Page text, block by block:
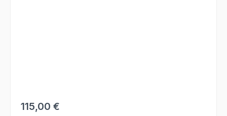
Regulärer Preis:
115,00 €